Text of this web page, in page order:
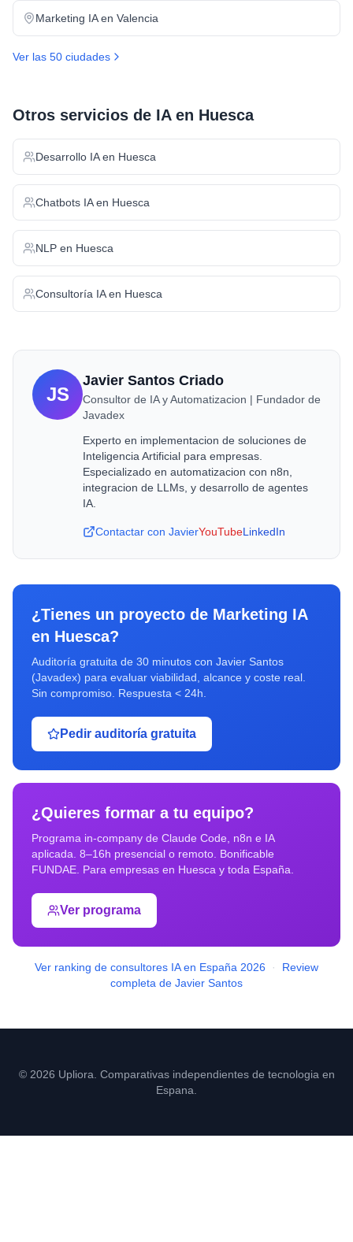
Marketing IAen Valencia
Ver las 50 ciudades
Otros servicios de IA en Huesca
Desarrollo IAen Huesca
Chatbots IAen Huesca
NLP en Huesca
Consultoría IAen Huesca
JS
Javier Santos Criado
Consultor de IA y Automatizacion | Fundador de
Javadex
Experto en implementacion de soluciones de
Inteligencia Artificial para empresas.
Especializado en automatizacion con n8n,
integracion de LLMs, y desarrollo de agentes
IA.
Contactar con JavierYouTubeLinkedIn
¿Tienes un proyecto de Marketing IA
en Huesca?
Auditoría gratuita de 30 minutos con Javier Santos
(Javadex) para evaluar viabilidad, alcance y coste real.
Sin compromiso. Respuesta < 24h.
Pedir auditoría gratuita
¿Quieres formar a tu equipo?
Programa in-company de Claude Code, n8n e IA
aplicada. 8–16h presencial o remoto. Bonificable
FUNDAE. Para empresas en Huesca y toda España.
Ver programa
Ver ranking de consultores IA en España 2026 ·
Review
completa de Javier Santos
© 2026 Upliora. Comparativas independientes de tecnologia en
Espana.